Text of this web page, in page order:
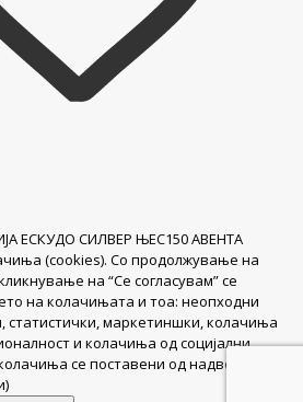
(cookies). Со продолжување на
на “Се согласувам” се
на колачињата и тоа: неопходни
маркетиншки, колачиња
и колачиња од социјални
се поставени од надворешни